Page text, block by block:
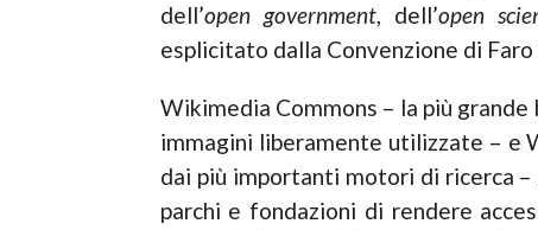
dell’open government, dell’open
esplicitato dalla Convenzione di
Wikimedia Commons – la più
immagini liberamente utilizzate – e
dai più importanti motori di ricerca
parchi e fondazioni di rendere